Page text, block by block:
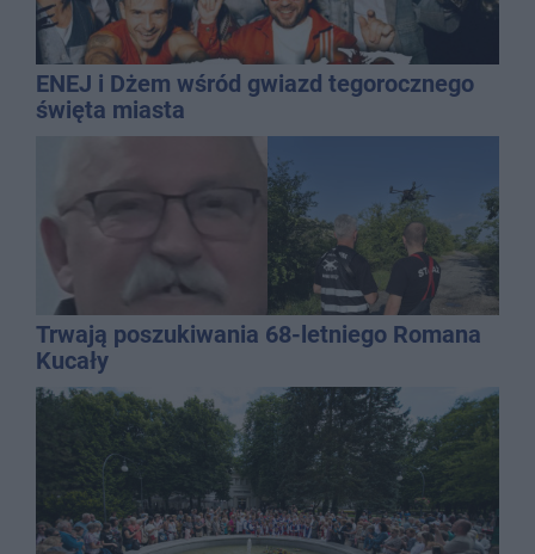
ENEJ i Dżem wśród gwiazd tegorocznego
święta miasta
Trwają poszukiwania 68-letniego Romana
Kucały